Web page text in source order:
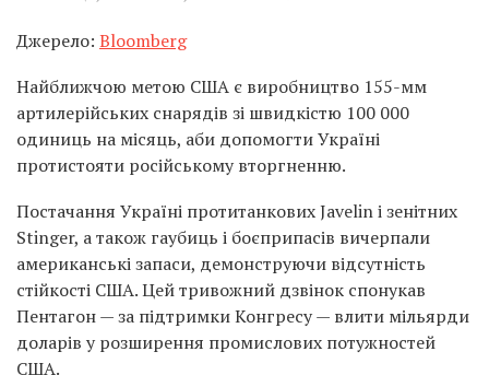
Джерело: Bloomberg
Найближчою метою США є виробництво 155-мм
артилерійських снарядів зі швидкістю 100 000
одиниць на місяць, аби допомогти Україні
протистояти російському вторгненню.
Постачання Україні протитанкових Javelin і зенітних
Stinger, а також гаубиць і боєприпасів вичерпали
американські запаси, демонструючи відсутність
стійкості США. Цей тривожний дзвінок спонукав
Пентагон — за підтримки Конгресу — влити мільярди
доларів у розширення промислових потужностей
США.